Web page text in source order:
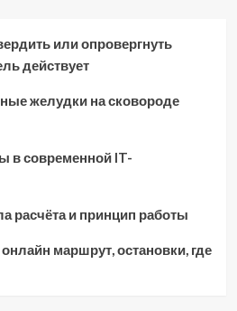
или опровергнуть
действует
желудки на сковороде
в современной IT-
расчёта и принцип работы
маршрут, остановки, где